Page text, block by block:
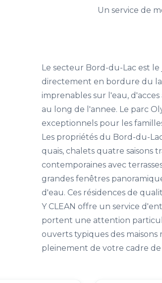
Un service de
Le secteur Bord-du-Lac est
directement en bordure du
imprenables sur l'eau,
au long de l'annee. Le parc
exceptionnels pour les
Les propriétés du Bord-du-
quais, chalets quatre saisons
contemporaines avec
grandes fenêtres
d'eau. Ces résidences de
Y CLEAN offre un service
portent une attention
ouverts typiques des
pleinement de votre cadre